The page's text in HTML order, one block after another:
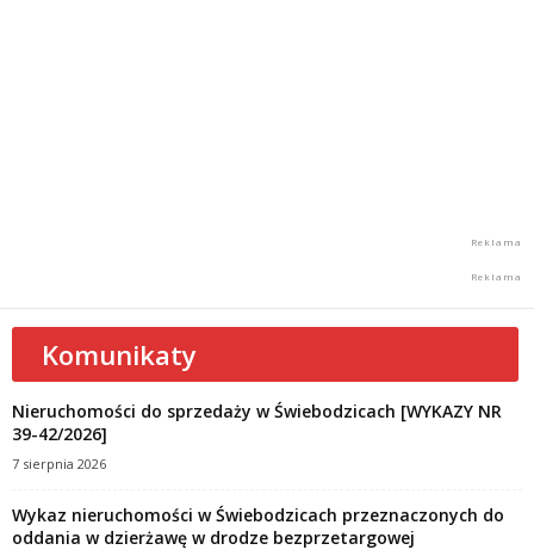
Komunikaty
Nieruchomości do sprzedaży w Świebodzicach [WYKAZY NR
39-42/2026]
7 sierpnia 2026
Wykaz nieruchomości w Świebodzicach przeznaczonych do
oddania w dzierżawę w drodze bezprzetargowej